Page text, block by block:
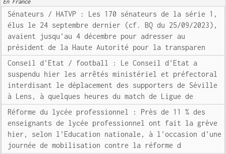
Sénateurs / HATVP : Les 170 sénateurs de la série 1,
élus le 24 septembre dernier (cf. BQ du 25/09/2023),
avaient jusqu'au 4 décembre pour adresser au
président de la Haute Autorité pour la transparen
Conseil d'Etat / football : Le Conseil d'Etat a
suspendu hier les arrêtés ministériel et préfectoral
interdisant le déplacement des supporters de Séville
à Lens, à quelques heures du match de Ligue de
Réforme du lycée professionnel : Près de 11 % des
enseignants de lycée professionnel ont fait la grève
hier, selon l'Education nationale, à l'occasion d'une
journée de mobilisation contre la réforme d